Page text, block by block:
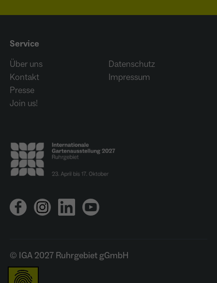
Service
Über uns
Kontakt
Presse
Join us!
Datenschutz
Impressum
© IGA 2027 Ruhrgebiet gGmbH